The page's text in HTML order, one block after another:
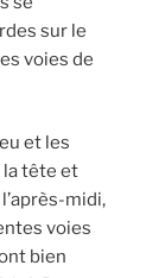
sur le
voies de
et les
la tête et
midi,
voies
bien